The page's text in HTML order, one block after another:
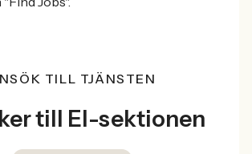
TILL TJÄNSTEN
till El-sektionen